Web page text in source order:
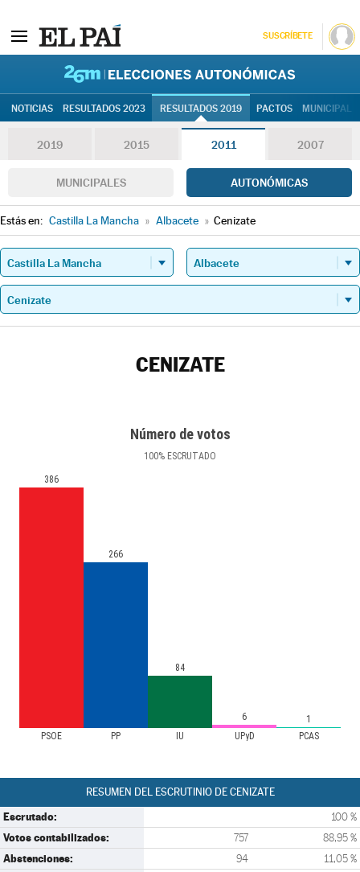
SUSCRÍBETE
NOTICIAS RESULTADOS 2023 RESULTADOS 2019 PACTOS
2019 2015 2011 2007
MUNICIPALES AUTONÓMICAS
Estás en: Castilla La Mancha » Albacete » Cenizate
CENIZATE
Número de votos
100% ESCRUTADO
PSOE PP IU UPyD PCAS
386
266
84
6 1
RESUMEN DEL ESCRUTINIO DE CENIZATE
Escrutado: 100 %
Votos contabilizados: 757 88,95 %
Abstenciones: 94 11,05 %